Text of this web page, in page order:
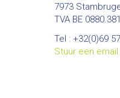
7973
TVA BE
Tel : +32(0)69
Stuur een email